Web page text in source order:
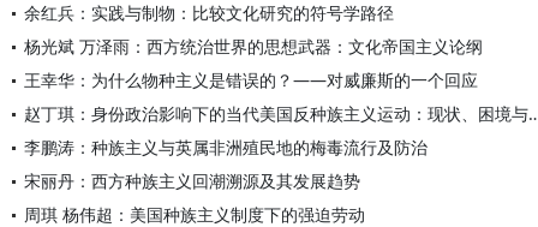
余红兵：实践与制物：比较文化研究的符号学路径
杨光斌 万泽雨：西方统治世界的思想武器：文化帝国主义论纲
王幸华：为什么物种主义是错误的？——对威廉斯的一个回应
赵丁琪：身份政治影响下的当
李鹏涛：种族主义与英属非洲殖民地的梅毒流行及防治
宋丽丹：西方种族主义回潮溯源及其发展趋势
周琪 杨伟超：美国种族主义制度下的强迫劳动